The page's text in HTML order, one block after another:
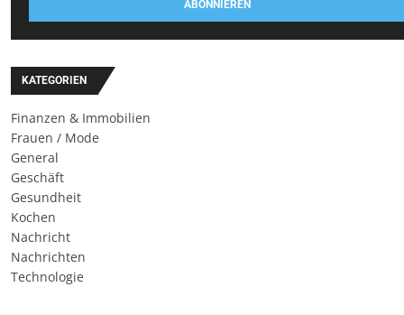
ABONNIEREN
KATEGORIEN
Finanzen & Immobilien
Frauen / Mode
General
Geschäft
Gesundheit
Kochen
Nachricht
Nachrichten
Technologie